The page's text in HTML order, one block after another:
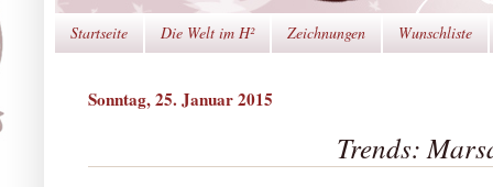
Startseite Die Welt im H² Zeichnungen Wunschliste
Sonntag, 25. Januar 2015
Trends: